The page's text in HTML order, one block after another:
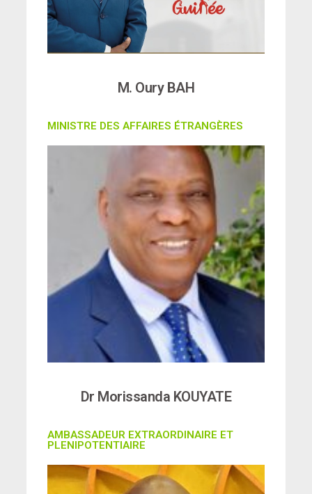
M. Oury BAH
MINISTRE DES AFFAIRES ÉTRANGÈRES
Dr Morissanda KOUYATE
AMBASSADEUR EXTRAORDINAIRE ET
PLENIPOTENTIAIRE